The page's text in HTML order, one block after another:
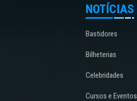
NOTÍCIAS
Bastidores
Bilheterias
Celebridades
Cursos e Eventos